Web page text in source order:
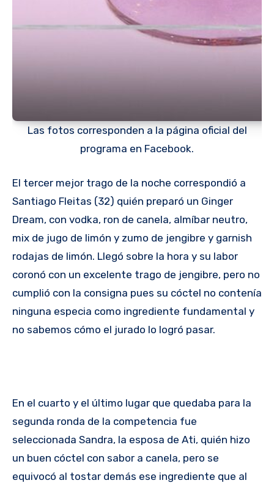
Las fotos corresponden a la página oficial del
programa en Facebook.
El tercer mejor trago de la noche correspondió a
Santiago Fleitas (32) quién preparó un Ginger
Dream, con vodka, ron de canela, almíbar neutro,
mix de jugo de limón y zumo de jengibre y garnish
rodajas de limón. Llegó sobre la hora y su labor
coronó con un excelente trago de jengibre, pero no
cumplió con la consigna pues su cóctel no contenía
ninguna especia como ingrediente fundamental y
no sabemos cómo el jurado lo logró pasar.
En el cuarto y el último lugar que quedaba para la
segunda ronda de la competencia fue
seleccionada Sandra, la esposa de Ati, quién hizo
un buen cóctel con sabor a canela, pero se
equivocó al tostar demás ese ingrediente que al